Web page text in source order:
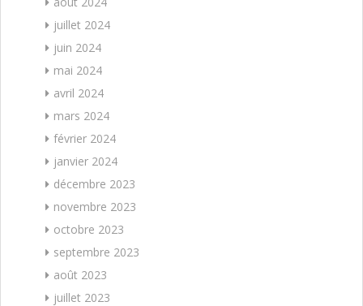
juillet 2024
juin 2024
mai 2024
avril 2024
mars 2024
février 2024
janvier 2024
décembre 2023
novembre 2023
octobre 2023
septembre 2023
août 2023
juillet 2023